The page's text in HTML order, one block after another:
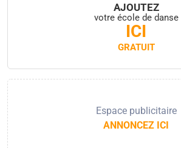
AJOUTEZ
votre école de danse
ICI
GRATUIT
Espace publicitaire
ANNONCEZ ICI